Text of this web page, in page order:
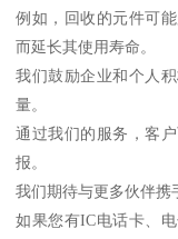
例如，回收的元件可
而延长其使用寿命。
我们鼓励企业和个人
量。
通过我们的服务，客
报。
我们期待与更多伙伴携
如果您有IC电话卡、